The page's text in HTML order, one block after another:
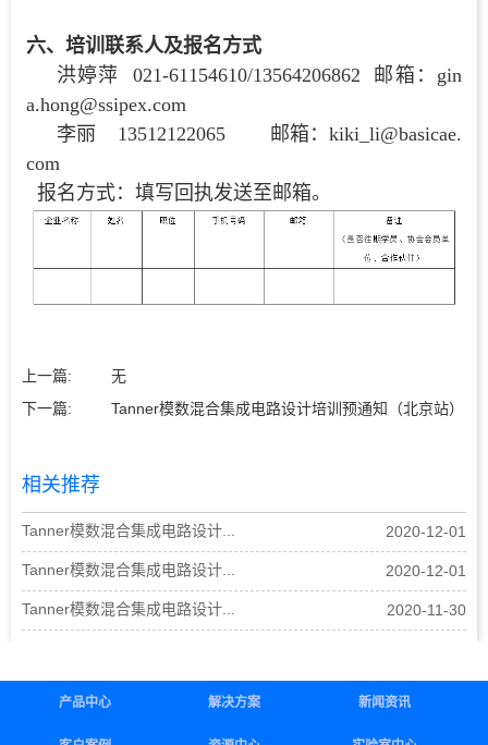
六、培训联系人及报名方式
洪婷萍 021-61154610/13564206862 邮箱：gin
a.hong@ssipex.com
李丽 13512122065 邮箱：kiki_li@basicae.
com
报名方式：填写回执发送至邮箱。
上一篇:
无
下一篇:
Tanner模数混合集成电路设计培训预通知（北京站）
相关推荐
Tanner模数混合集成电路设计... 2020-12-01
Tanner模数混合集成电路设计... 2020-12-01
Tanner模数混合集成电路设计... 2020-11-30
产品中心 解决方案 新闻资讯